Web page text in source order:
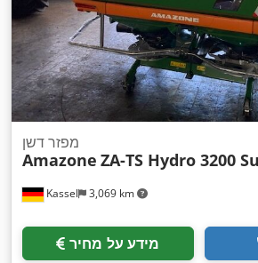
Kassel 3,069 km
מפזר דשן
Amazone ZA-TS Hydro 3200
מידע על מחיר